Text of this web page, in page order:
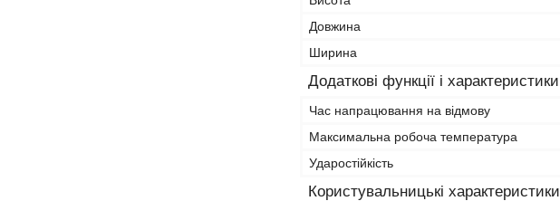
Довжина
Ширина
Додаткові функції і характеристики
Час напрацювання на відмову
Максимальна робоча температура
Ударостійкість
Користувальницькі характеристики